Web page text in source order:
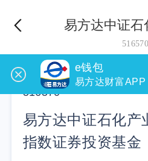
易方达中证石
516570
516570
易方达中证石化产
指数证券投资基金
e钱包
易方达财富APP